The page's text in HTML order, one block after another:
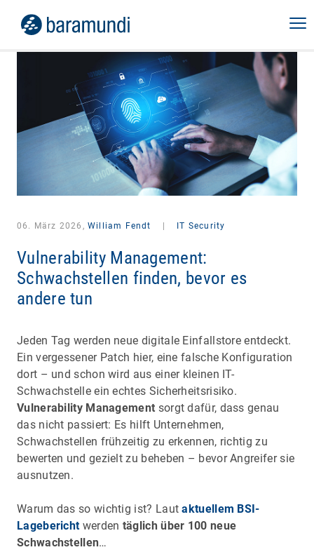
06. März 2026, William Fendt IT Security
Vulnerability Management:
Schwachstellen finden, bevor es
andere tun
Jeden Tag werden neue digitale Einfallstore entdeckt.
Ein vergessener Patch hier, eine falsche Konfiguration
dort – und schon wird aus einer kleinen IT-
Schwachstelle ein echtes Sicherheitsrisiko.
Vulnerability Management sorgt dafür, dass genau
das nicht passiert: Es hilft Unternehmen,
Schwachstellen frühzeitig zu erkennen, richtig zu
bewerten und gezielt zu beheben – bevor Angreifer sie
ausnutzen.
Warum das so wichtig ist? Lautaktuellem BSI-
Lageberichtwerden täglich über 100 neue
Schwachstellen…